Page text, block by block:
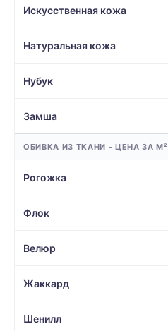
Искусственная кожа
Натуральная кожа
Нубук
Замша
ОБИВКА ИЗ ТКАНИ - ЦЕНА ЗА М²
Рогожка
Флок
Велюр
Жаккард
Шенилл